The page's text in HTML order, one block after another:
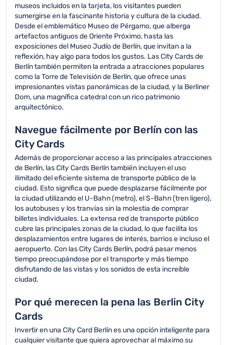
museos incluidos en la tarjeta, los visitantes pueden
sumergirse en la fascinante historia y cultura de la ciudad.
Desde el emblemático Museo de Pérgamo, que alberga
artefactos antiguos de Oriente Próximo, hasta las
exposiciones del Museo Judío de Berlín, que invitan a la
reflexión, hay algo para todos los gustos. Las City Cards de
Berlín también permiten la entrada a atracciones populares
como la Torre de Televisión de Berlín, que ofrece unas
impresionantes vistas panorámicas de la ciudad, y la Berliner
Dom, una magnífica catedral con un rico patrimonio
arquitectónico.
Navegue fácilmente por Berlín con las
City Cards
Además de proporcionar acceso a las principales atracciones
de Berlín, las City Cards Berlín también incluyen el uso
ilimitado del eficiente sistema de transporte público de la
ciudad. Esto significa que puede desplazarse fácilmente por
la ciudad utilizando el U-Bahn (metro), el S-Bahn (tren ligero),
los autobuses y los tranvías sin la molestia de comprar
billetes individuales. La extensa red de transporte público
cubre las principales zonas de la ciudad, lo que facilita los
desplazamientos entre lugares de interés, barrios e incluso el
aeropuerto. Con las City Cards Berlín, podrá pasar menos
tiempo preocupándose por el transporte y más tiempo
disfrutando de las vistas y los sonidos de esta increíble
ciudad.
Por qué merecen la pena las Berlin City
Cards
Invertir en una City Card Berlín es una opción inteligente para
cualquier visitante que quiera aprovechar al máximo su